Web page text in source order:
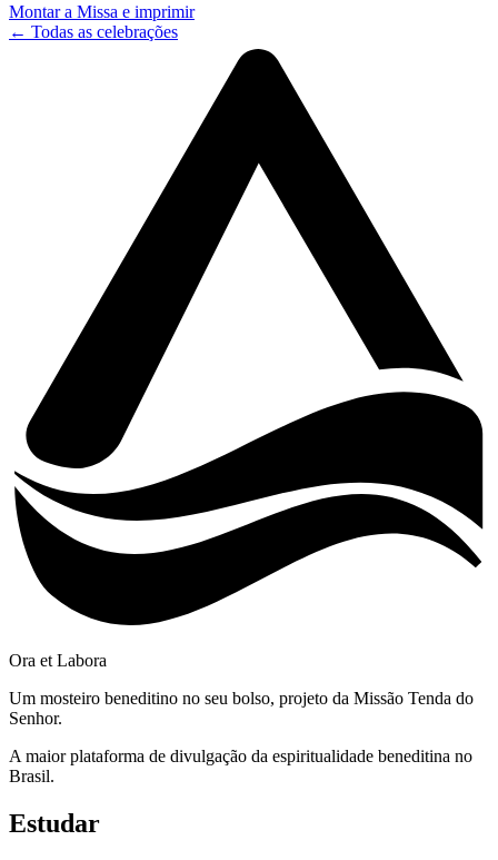
Montar a Missa e imprimir
← Todas as celebrações
Ora et Labora
Um mosteiro beneditino no seu bolso, projeto da Missão Tenda do
Senhor.
A maior plataforma de divulgação da espiritualidade beneditina no
Brasil.
Estudar